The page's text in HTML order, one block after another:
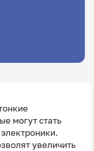
могут стать
увеличить